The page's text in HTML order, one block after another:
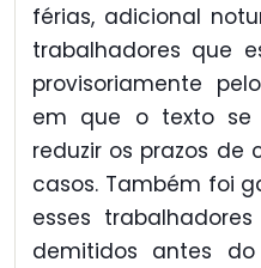
férias, adicional
trabalhadores que
provisoriamente
em que o texto se
reduzir os prazos
casos. Também foi
esses
demitidos antes